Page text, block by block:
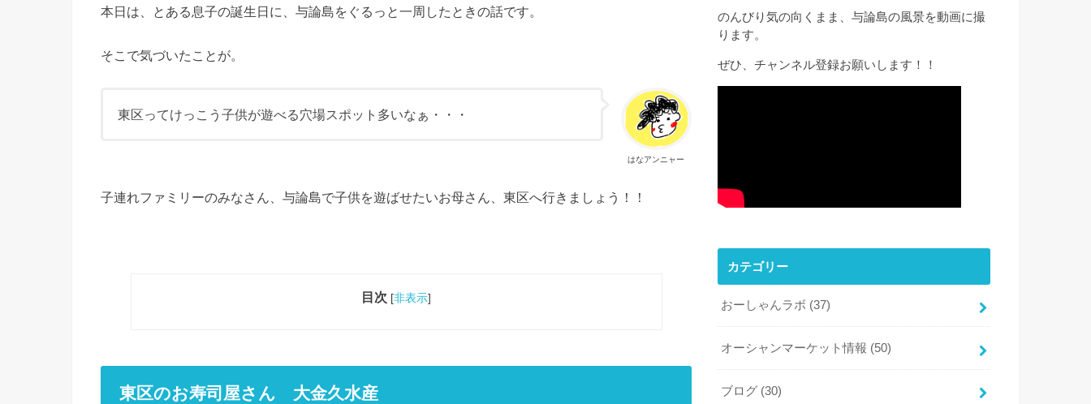
本日は、とある息子の誕生日に、与論島をぐるっと一周したときの話です。
そこで気づいたことが。
はなアンニャー
東区ってけっこう子供が遊べる穴場スポット多いなぁ・・・
子連れファミリーのみなさん、与論島で子供を遊ばせたいお母さん、東区へ行きましょう！！
目次 [非表示]
東区のお寿司屋さん 大金久水産
のんびり気の向くまま、与論島の風景を動画に撮
ります。
ぜひ、チャンネル登録お願いします！！
カテゴリー
おーしゃんラボ (37)
オーシャンマーケット情報 (50)
ブログ (30)